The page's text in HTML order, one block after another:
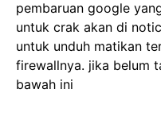
pembaruan google
untuk crak akan di
untuk unduh matikan
firewallnya. jika belum
bawah ini